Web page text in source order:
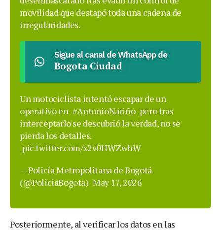
movilidad que destapó toda una cadena de
irregularidades.
Sigue al canal de WhatsApp de
Bogota Ciudad
Un motociclista intentó escapar de un
operativo en #AntonioNariño pero tras
interceptarlo se descubrió la verdad, no se
pierda los detalles.
pic.twitter.com/x2v0HWZwhW
— Policía Metropolitana de Bogotá
(@PoliciaBogota) May 17, 2026
Posteriormente, al verificar los datos en las